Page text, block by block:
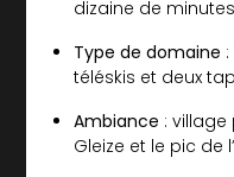
dizaine de
Type de domaine
téléskis et deux
Ambiance :
Gleize et le pic de